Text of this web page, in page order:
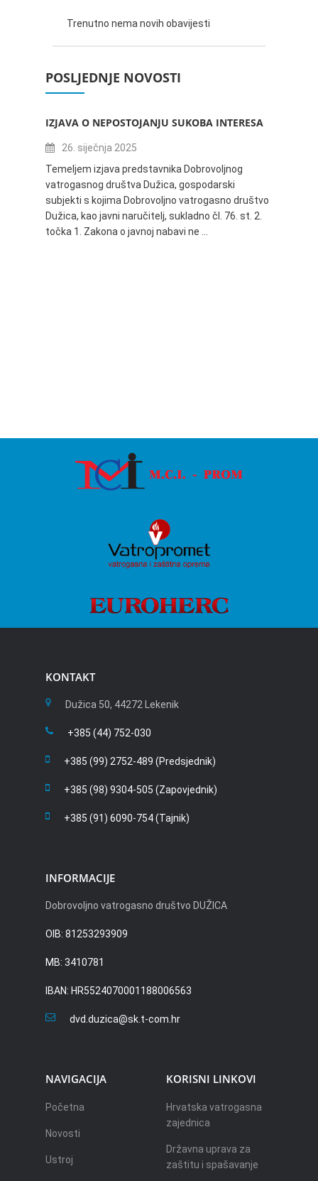
Trenutno nema novih obavijesti
POSLJEDNJE NOVOSTI
IZJAVA O NEPOSTOJANJU SUKOBA INTERESA
26. siječnja 2025
Temeljem izjava predstavnika Dobrovoljnog
vatrogasnog društva Dužica, gospodarski
subjekti s kojima Dobrovoljno vatrogasno društvo
Dužica, kao javni naručitelj, sukladno čl. 76. st. 2.
točka 1. Zakona o javnoj nabavi ne …
KONTAKT
Dužica 50, 44272 Lekenik
+385 (44) 752-030
+385 (99) 2752-489 (Predsjednik)
+385 (98) 9304-505 (Zapovjednik)
+385 (91) 6090-754 (Tajnik)
INFORMACIJE
Dobrovoljno vatrogasno društvo DUŽICA
OIB: 81253293909
MB: 3410781
IBAN: HR5524070001188006563
dvd.duzica@sk.t-com.hr
NAVIGACIJA
Početna
Novosti
Ustroj
KORISNI LINKOVI
Hrvatska vatrogasna
zajednica
Državna uprava za
zaštitu i spašavanje